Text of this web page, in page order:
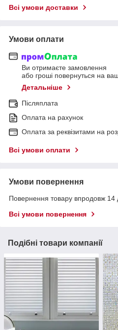
Всі умови доставки
Умови оплати
Ви отримаєте замовлення
або гроші повернуться на
Детальніше
Післяплата
Оплата на рахунок
Оплата за реквізитами на
Всі умови оплати
Умови повернення
Повернення товару впродовж 14
Всі умови повернення
Подібні товари компанії